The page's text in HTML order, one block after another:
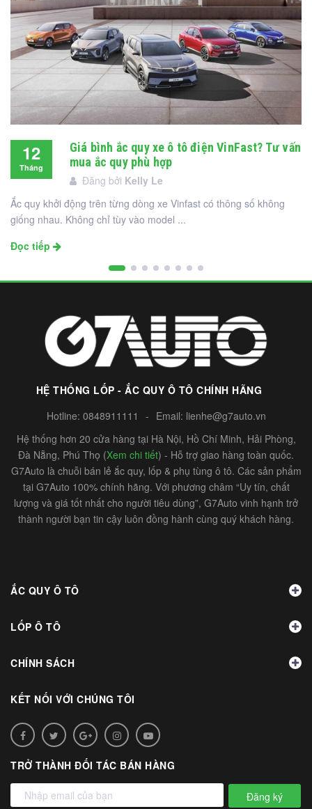
12
Tháng
Giá bình ắc quy xe ô tô điện VinFast? Tư vấn
mua ắc quy phù hợp
Đăng bởi Kelly Le
Ắc quy khởi động trên từng dòng xe Vinfast có thông số không
giống nhau. Không chỉ tùy vào model ...
Đọc tiếp
HỆ THỐNG LỐP - ẮC QUY Ô TÔ CHÍNH HÃNG
Hotline: 0848911111 - Email: lienhe@g7auto.vn
Hệ thống hơn 20 cửa hàng tại Hà Nội, Hồ Chí Minh, Hải Phòng,
Đà Nẵng, Phú Thọ (Xem chi tiết) - Hỗ trợ giao hàng toàn quốc.
G7Auto là chuỗi bán lẻ ắc quy, lốp & phụ tùng ô tô. Các sản phẩm
tại G7Auto 100% chính hãng. Với phương châm “Uy tín, chất
lượng và giá tốt nhất cho người tiêu dùng”, G7Auto vinh hạnh trở
thành người bạn tin cậy luôn đồng hành cùng quý khách hàng.
ẮC QUY Ô TÔ
LỐP Ô TÔ
CHÍNH SÁCH
KẾT NỐI VỚI CHÚNG TÔI
TRỞ THÀNH ĐỐI TÁC BÁN HÀNG
Đăng ký